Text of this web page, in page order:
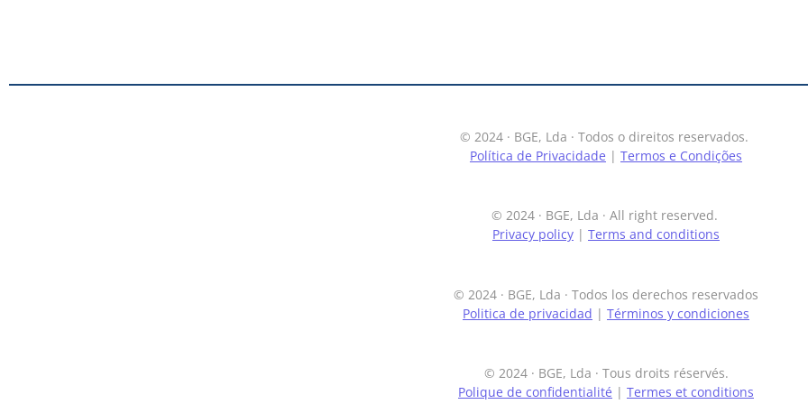
© 2024 · BGE, Lda · Todos o direitos reservados.
Política de Privacidade | Termos e Condições
© 2024 · BGE, Lda · All right reserved.
Privacy policy | Terms and conditions
© 2024 · BGE, Lda · Todos los derechos reservados
Politica de privacidad | Términos y condiciones
© 2024 · BGE, Lda · Tous droits réservés.
Polique de confidentialité | Termes et conditions